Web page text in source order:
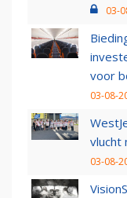
03-
voor
03-08-
vlucht
03-08-